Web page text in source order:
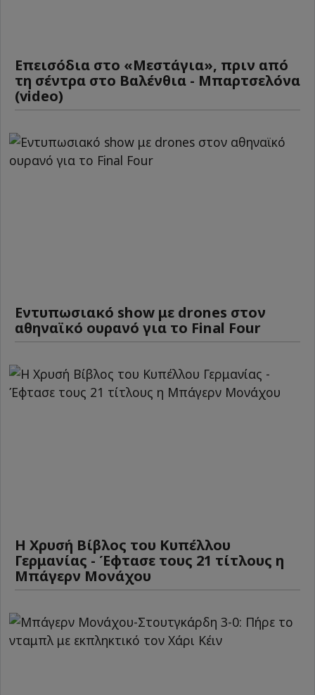
Επεισόδια στο «Μεστάγια», πριν από
τη σέντρα στο Βαλένθια - Μπαρτσελόνα
(video)
Εντυπωσιακό show με drones στον
αθηναϊκό ουρανό για το Final Four
Η Χρυσή Βίβλος του Κυπέλλου
Γερμανίας - Έφτασε τους 21 τίτλους η
Μπάγερν Μονάχου